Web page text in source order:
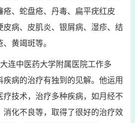
疮、蛇盘疮、丹毒、扁平疣红皮
皮病、皮肌炎、银屑病、湿疹、结
黄竭斑等。
连中医药大学附属医院工作多
病的治疗有独到的见解。他运用
疗技术，治疗多种疾病，如月经不
消化不良等，取得了很好的治疗效